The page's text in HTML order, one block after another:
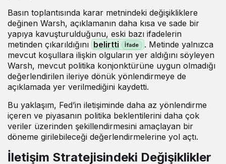
Basın toplantısında karar metnindeki değişikliklere
değinen Warsh, açıklamanın daha kısa ve sade bir
yapıya kavuşturulduğunu, eski bazı ifadelerin
metinden çıkarıldığını belirtti
. Metinde yalnızca
mevcut koşullara ilişkin olguların yer aldığını söyleyen
Warsh, mevcut politika konjonktürüne uygun olmadığı
değerlendirilen ileriye dönük yönlendirmeye de
açıklamada yer verilmediğini kaydetti.
Bu yaklaşım, Fed’in iletişiminde daha az yönlendirme
içeren ve piyasanın politika beklentilerini daha çok
veriler üzerinden şekillendirmesini amaçlayan bir
döneme girilebileceği değerlendirmelerine yol açtı.
İletişim Stratejisindeki Değişiklikler